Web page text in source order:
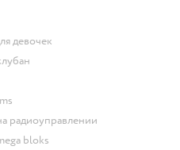
девочек
радиоуправлении
bloks